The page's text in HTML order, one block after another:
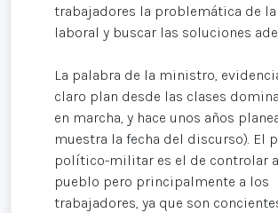
trabajadores la problemática de
laboral y buscar las soluciones
La palabra de la ministro,
claro plan desde las clases
en marcha, y hace unos años
muestra la fecha del discurso). El
político-militar es el de controlar
pueblo pero principalmente a los
trabajadores, ya que son